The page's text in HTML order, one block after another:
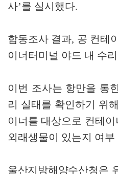
사’를 실시했다.
합동조사 결과, 공 컨테
이너터미널 야드 내 수리
이번 조사는 항만을 통
리 실태를 확인하기 위
이너를 대상으로 컨테
외래생물이 있는지 여
울산지방해양수산청은